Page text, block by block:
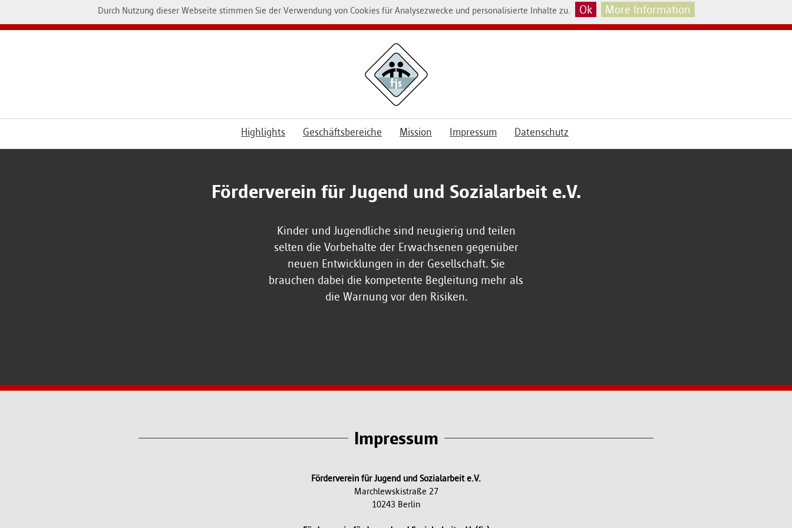
Durch Nutzung dieser Webseite stimmen Sie der Verwendung von Cookies für Analysezwecke und personalisierte Inhalte zu. Ok More Information
Highlights Geschäftsbereiche Mission Impressum Datenschutz
Förderverein für Jugend und Sozialarbeit e.V.
Kinder und Jugendliche sind neugierig und teilen
selten die Vorbehalte der Erwachsenen gegenüber
neuen Entwicklungen in der Gesellschaft. Sie
brauchen dabei die kompetente Begleitung mehr als
die Warnung vor den Risiken.
Impressum
Förderverein für Jugend und Sozialarbeit e.V.
Marchlewskistraße 27
10243 Berlin